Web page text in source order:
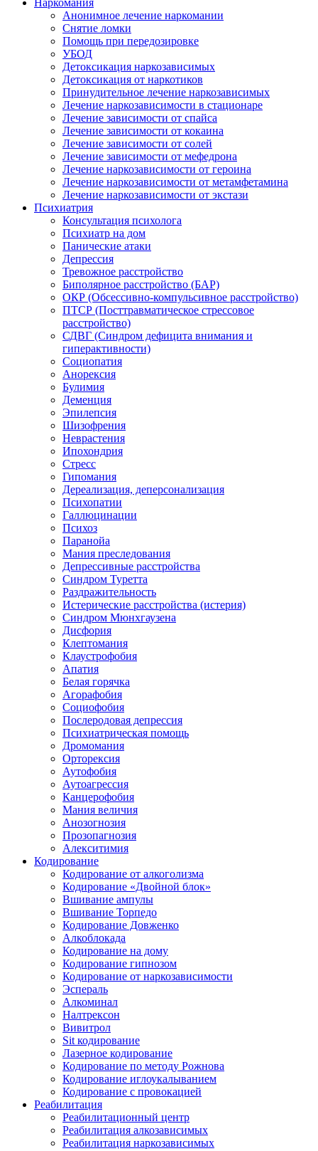
Наркомания
Анонимное лечение наркомании
Снятие ломки
Помощь при передозировке
УБОД
Детоксикация наркозависимых
Детоксикация от наркотиков
Принудительное лечение наркозависимых
Лечение наркозависимости в стационаре
Лечение зависимости от спайса
Лечение зависимости от кокаина
Лечение зависимости от солей
Лечение зависимости от мефедрона
Лечение наркозависимости от героина
Лечение наркозависимости от метамфетамина
Лечение наркозависимости от экстази
Психиатрия
Консультация психолога
Психиатр на дом
Панические атаки
Депрессия
Тревожное расстройство
Биполярное расстройство (БАР)
ОКР (Обсессивно-компульсивное расстройство)
ПТСР (Посттравматическое стрессовое
расстройство)
СДВГ (Синдром дефицита внимания и
гиперактивности)
Социопатия
Анорексия
Булимия
Деменция
Эпилепсия
Шизофрения
Неврастения
Ипохондрия
Стресс
Гипомания
Дереализация, деперсонализация
Психопатии
Галлюцинации
Психоз
Паранойа
Мания преследования
Депрессивные расстройства
Синдром Туретта
Раздражительность
Истерические расстройства (истерия)
Синдром Мюнхгаузена
Дисфория
Клептомания
Клаустрофобия
Апатия
Белая горячка
Агорафобия
Социофобия
Послеродовая депрессия
Психиатрическая помощь
Дромомания
Орторексия
Аутофобия
Аутоагрессия
Канцерофобия
Мания величия
Анозогнозия
Прозопагнозия
Алекситимия
Кодирование
Кодирование от алкоголизма
Кодирование «Двойной блок»
Вшивание ампулы
Вшивание Торпедо
Кодирование Довженко
Алкоблокада
Кодирование на дому
Кодирование гипнозом
Кодирование от наркозависимости
Эспераль
Алкоминал
Налтрексон
Вивитрол
Sit кодирование
Лазерное кодирование
Кодирование по методу Рожнова
Кодирование иглоукалыванием
Кодирование с провокацией
Реабилитация
Реабилитационный центр
Реабилитация алкозависимых
Реабилитация наркозависимых